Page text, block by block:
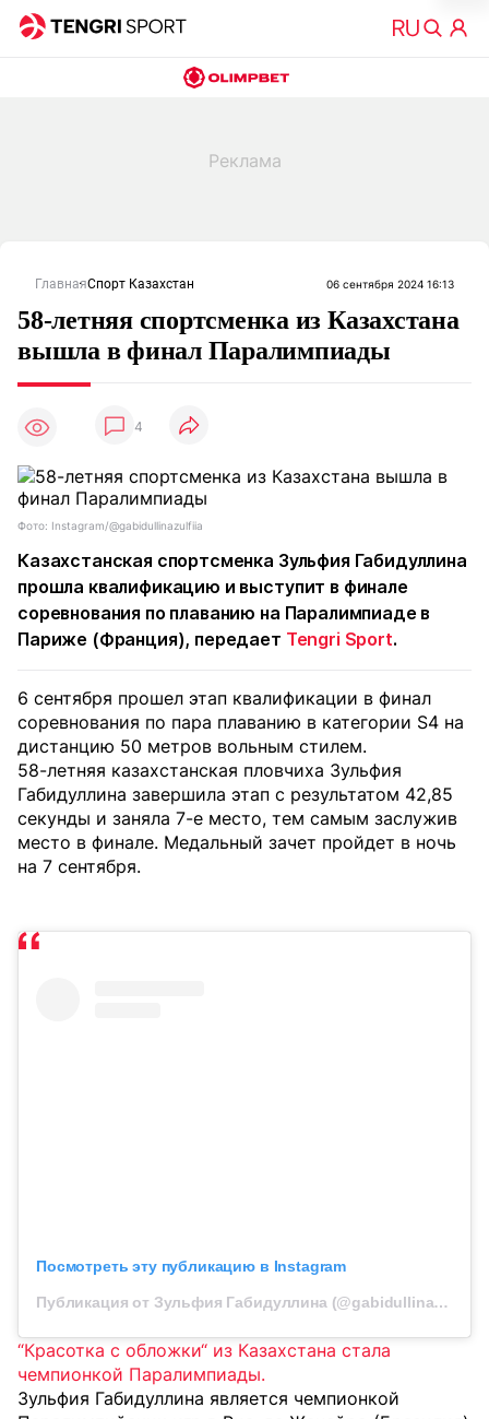
ГлавнаяСпорт Казахстан 06 сентября 2024 16:13
58-летняя спортсменка из Казахстана
вышла в финал Паралимпиады
4
Фото: Instagram/@gabidullinazulfiia
Казахстанская спортсменка Зульфия Габидуллина
прошла квалификацию и выступит в финале
соревнования по плаванию на Паралимпиаде в
Париже (Франция), передает Tengri Sport.
6 сентября прошел этап квалификации в финал
соревнования по пара плаванию в категории S4 на
дистанцию 50 метров вольным стилем.
58-летняя казахстанская пловчиха Зульфия
Габидуллина завершила этап с результатом 42,85
секунды и заняла 7-е место, тем самым заслужив
место в финале. Медальный зачет пройдет в ночь
на 7 сентября.
Посмотреть эту публикацию в Instagram
Публикация от Зульфия Габидуллина (@gabidullinazulfiia)
“Красотка с обложки“ из Казахстана стала
чемпионкой Паралимпиады.
Зульфия Габидуллина является чемпионкой